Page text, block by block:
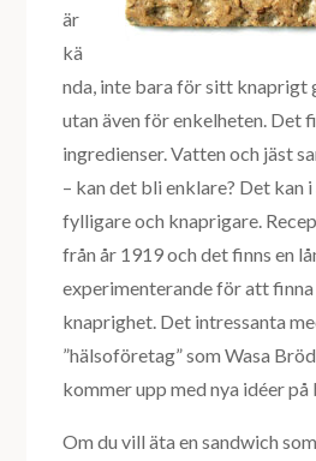
är
kä
nda, inte bara för sitt knaprigt
utan även för enkelheten. Det
ingredienser. Vatten och jäst
– kan det bli enklare? Det kan
fylligare och knaprigare.
från år 1919 och det finns en
experimenterande för att
knaprighet. Det intressanta
”hälsoföretag” som Wasa
kommer upp med nya idéer på
Om du vill äta en sandwich